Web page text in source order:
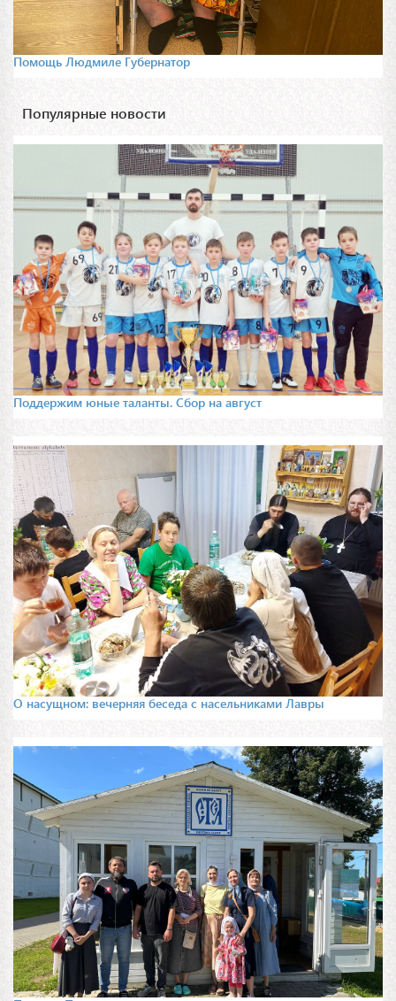
Помощь Людмиле Губернатор
Популярные новости
Поддержим юные таланты. Сбор на август
О насущном: вечерняя беседа с насельниками Лавры